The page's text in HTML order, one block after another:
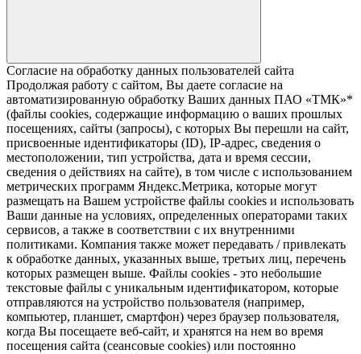
Согласие на обработку данных пользователей сайта
Продолжая работу с сайтом, Вы даете согласие на
автоматизированную обработку Ваших данных ПАО «ТМК»*
(файлы cookies, содержащие информацию о ваших прошлых
посещениях, сайты (запросы), с которых Вы перешли на сайт,
присвоенные идентификаторы (ID), IP-адрес, сведения о
местоположении, тип устройства, дата и время сессии,
сведения о действиях на сайте), в том числе с использованием
метрических программ Яндекс.Метрика, которые могут
размещать на Вашем устройстве файлы cookies и использовать
Ваши данные на условиях, определенных операторами таких
сервисов, а также в соответствии с их внутренними
политиками. Компания также может передавать / привлекать
к обработке данных, указанных выше, третьих лиц, перечень
которых размещен выше. Файлы cookies - это небольшие
текстовые файлы с уникальным идентификатором, которые
отправляются на устройство пользователя (например,
компьютер, планшет, смартфон) через браузер пользователя,
когда Вы посещаете веб-сайт, и хранятся на нем во время
посещения сайта (сеансовые cookies) или постоянно